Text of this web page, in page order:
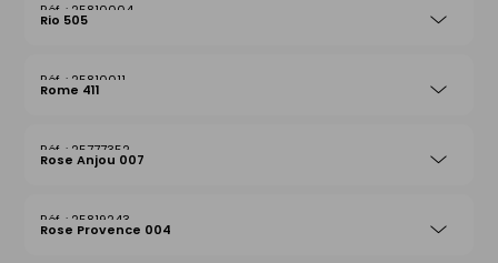
25810004
Rio 505
25810011
Rome 411
25777352
Rose Anjou 007
25819243
Rose Provence 004